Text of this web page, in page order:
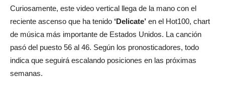
Curiosamente, este video vertical llega de la mano con el
reciente ascenso que ha tenido ‘Delicate’ en el Hot100, chart
de música más importante de Estados Unidos. La canción
pasó del puesto 56 al 46. Según los pronosticadores, todo
indica que seguirá escalando posiciones en las próximas
semanas.